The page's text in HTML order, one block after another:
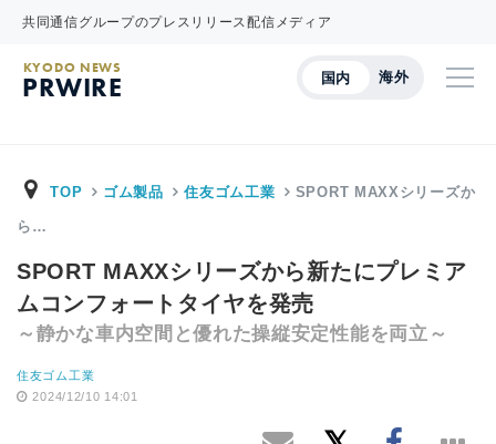
共同通信グループのプレスリリース配信メディア
国内 海外
KYODO NEWS
PRWIRE
TOP ゴム製品 住友ゴム工業 SPORT MAXXシリーズか
ら…
SPORT MAXXシリーズから新たにプレミア
ムコンフォートタイヤを発売
～静かな車内空間と優れた操縦安定性能を両立～
住友ゴム工業
2024/12/10 14:01